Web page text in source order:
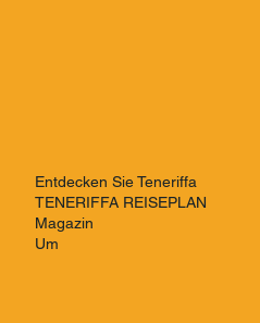
Entdecken Sie Teneriffa
TENERIFFA REISEPLAN
Magazin
Um